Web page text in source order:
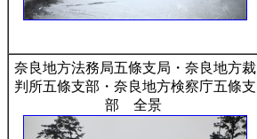
奈良地方法務局五條支局・奈良地方裁
判所五條支部・奈良地方検察庁五條支
部 全景